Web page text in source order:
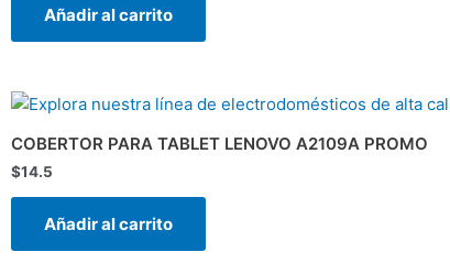
Añadir al carrito
COBERTOR PARA TABLET LENOVO A2109A PROMO
$14.5
Añadir al carrito